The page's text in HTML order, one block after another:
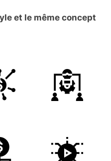
et le même concept